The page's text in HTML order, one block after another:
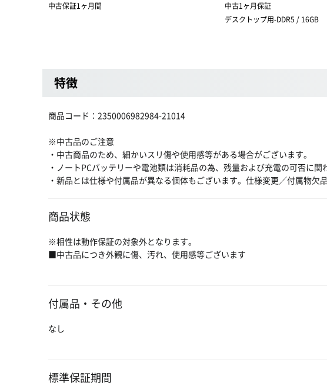
中古保証1ヶ月間
中古1ヶ月保証
デスクトップ用-DDR5 / 16GB
特徴
商品コード：2350006982984-21014
※中古品のご注意
・中古商品のため、細かいスリ傷や使用感等がある場合がございます。
・ノートPCバッテリーや電池類は消耗品の為、残量および充電の可否に
・新品とは仕様や付属品が異なる個体もございます。仕様変更／付属物欠
商品状態
※相性は動作保証の対象外となります。
■中古品につき外観に傷、汚れ、使用感等ございます
付属品・その他
なし
標準保証期間